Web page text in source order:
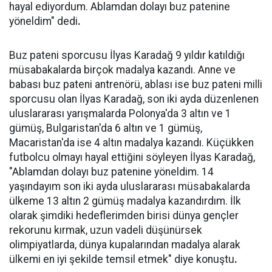
hayal ediyordum. Ablamdan dolayı buz patenine
yöneldim" dedi.
Buz pateni sporcusu İlyas Karadağ 9 yıldır katıldığı
müsabakalarda birçok madalya kazandı. Anne ve
babası buz pateni antrenörü, ablası ise buz pateni milli
sporcusu olan İlyas Karadağ, son iki ayda düzenlenen
uluslararası yarışmalarda Polonya'da 3 altın ve 1
gümüş, Bulgaristan'da 6 altın ve 1 gümüş,
Macaristan'da ise 4 altın madalya kazandı. Küçükken
futbolcu olmayı hayal ettiğini söyleyen İlyas Karadağ,
"Ablamdan dolayı buz patenine yöneldim. 14
yaşındayım son iki ayda uluslararası müsabakalarda
ülkeme 13 altın 2 gümüş madalya kazandırdım. İlk
olarak şimdiki hedeflerimden birisi dünya gençler
rekorunu kırmak, uzun vadeli düşünürsek
olimpiyatlarda, dünya kupalarından madalya alarak
ülkemi en iyi şekilde temsil etmek" diye konuştu.